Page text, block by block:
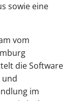
sowie eine
vom
die Software
und
im